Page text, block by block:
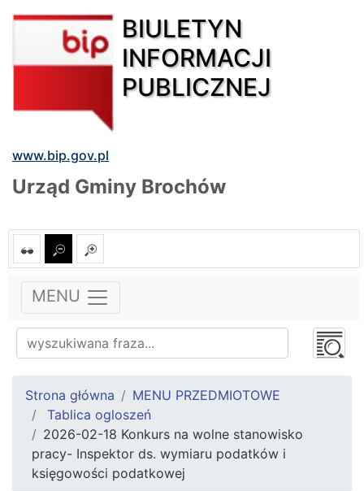
BIULETYN
INFORMACJI
PUBLICZNEJ
www.bip.gov.pl
Urząd Gminy Brochów
MENU
Strona główna
MENU PRZEDMIOTOWE
Tablica ogloszeń
2026-02-18 Konkurs na wolne stanowisko
pracy- Inspektor ds. wymiaru podatków i
księgowości podatkowej